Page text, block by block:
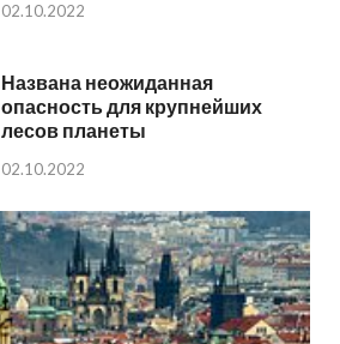
02.10.2022
Названа неожиданная
опасность для крупнейших
лесов планеты
02.10.2022